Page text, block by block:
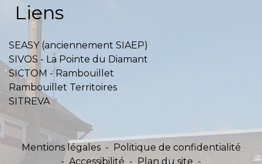
Liens
SEASY (anciennement SIAEP)
SIVOS - La Pointe du Diamant
SICTOM - Rambouillet
Rambouillet Territoires
SITREVA
Mentions légales - Politique de confidentialité
- Accessibilité - Plan du site -